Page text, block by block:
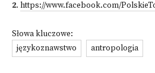
2. https://www.facebook.com/
Słowa kluczowe:
językoznawstwo
antropologia